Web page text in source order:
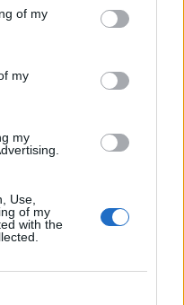
of my
my
my
Use,
of my
with the
στη σκηνή
όλα τα βλέμματα
εμφάνισή του,
τραγουδιστής.
stage έγινε σε
Αλευρά ως...